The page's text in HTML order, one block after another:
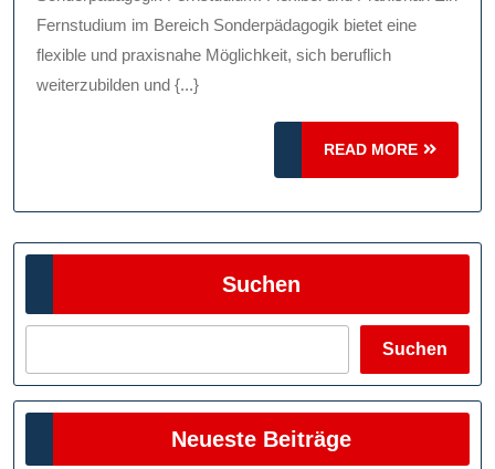
Karriereorientiert
Fernstudium im Bereich Sonderpädagogik bietet eine
flexible und praxisnahe Möglichkeit, sich beruflich
weiterzubilden und {...}
READ MORE
READ
MORE
Suchen
Suchen
Neueste Beiträge